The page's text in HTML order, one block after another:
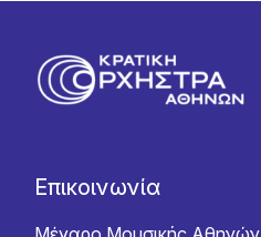
Επικοινωνία